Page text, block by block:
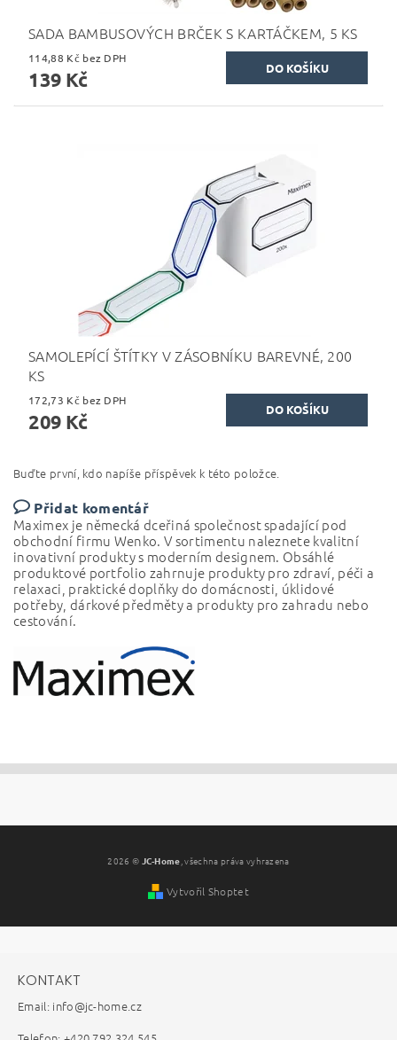
SADA BAMBUSOVÝCH BRČEK S KARTÁČKEM, 5 KS
114,88 Kč bez DPH
139 Kč
SAMOLEPÍCÍ ŠTÍTKY V ZÁSOBNÍKU BAREVNÉ, 200
KS
172,73 Kč bez DPH
209 Kč
Buďte první, kdo napíše příspěvek k této položce.
Přidat komentář
Maximex je německá dceřiná společnost spadající pod
obchodní firmu Wenko.V sortimentu naleznete kvalitní
inovativní produkty s moderním designem. Obsáhlé
produktové portfolio zahrnuje produkty pro zdraví, péči a
relaxaci, praktické doplňky do domácnosti, úklidové
potřeby, dárkové předměty a produkty pro zahradu nebo
cestování.
2026 © JC-Home, všechna práva vyhrazena
Vytvořil Shoptet
KONTAKT
Email: info@jc-home.cz